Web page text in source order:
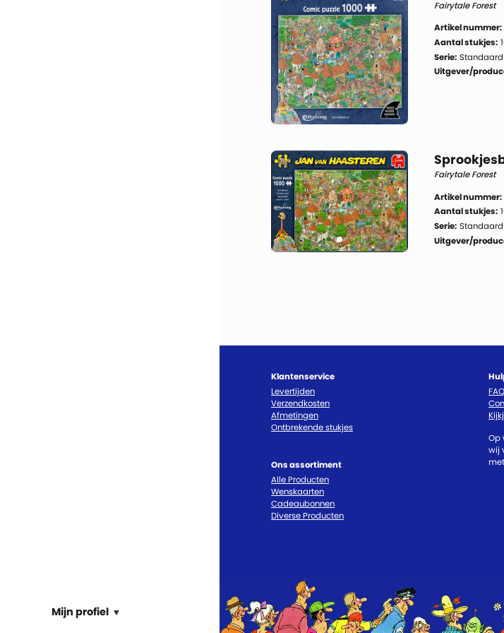
Mijn profiel
Fairytale Forest
Artikel nummer:
Aantal stukjes:
Serie:
Uitgever/
Fairytale Forest
Artikel nummer:
Aantal stukjes:
Serie:
Uitgever/
Klantenservice
Levertijden
Verzendkosten
Afmetingen
Ontbrekende stukjes
Ons assortiment
Alle Producten
Wenskaarten
Cadeaubonnen
Diverse Producten
FAQ
Op
wij